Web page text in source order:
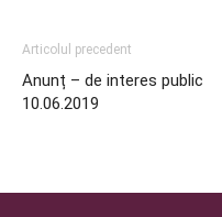
Articolul precedent
Anunț – de interes public
10.06.2019